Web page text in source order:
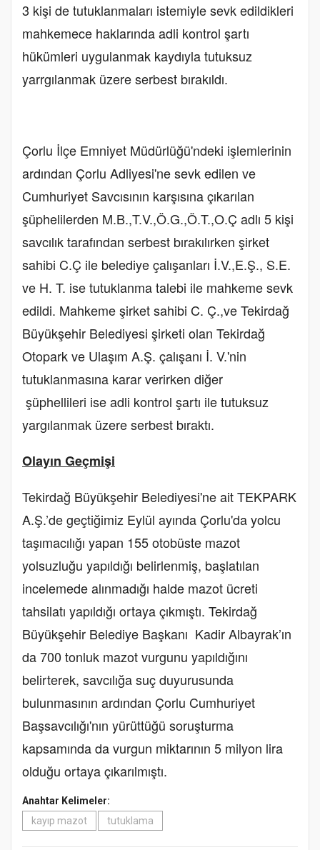
3 kişi de tutuklanmaları istemiyle sevk edildikleri
mahkemece haklarında adli kontrol şartı
hükümleri uygulanmak kaydıyla tutuksuz
yarrgılanmak üzere serbest bırakıldı.
Çorlu İlçe Emniyet Müdürlüğü'ndeki işlemlerinin
ardından Çorlu Adliyesi'ne sevk edilen ve
Cumhuriyet Savcısının karşısına çıkarılan
şüphelilerden M.B.,T.V.,Ö.G.,Ö.T.,O.Ç adlı 5 kişi
savcılık tarafından serbest bırakılırken şirket
sahibi C.Ç ile belediye çalışanları İ.V.,E.Ş., S.E.
ve H. T. ise tutuklanma talebi ile mahkeme sevk
edildi. Mahkeme şirket sahibi C. Ç.,ve Tekirdağ
Büyükşehir Belediyesi şirketi olan Tekirdağ
Otopark ve Ulaşım A.Ş. çalışanı İ. V.'nin
tutuklanmasına karar verirken diğer
şüphellileri ise adli kontrol şartı ile tutuksuz
yargılanmak üzere serbest bıraktı.
Olayın Geçmişi
Tekirdağ Büyükşehir Belediyesi'ne ait TEKPARK
A.Ş.’de geçtiğimiz Eylül ayında Çorlu'da yolcu
taşımacılığı yapan 155 otobüste mazot
yolsuzluğu yapıldığı belirlenmiş, başlatılan
incelemede alınmadığı halde mazot ücreti
tahsilatı yapıldığı ortaya çıkmıştı. Tekirdağ
Büyükşehir Belediye Başkanı Kadir Albayrak’ın
da 700 tonluk mazot vurgunu yapıldığını
belirterek, savcılığa suç duyurusunda
bulunmasının ardından Çorlu Cumhuriyet
Başsavcılığı'nın yürüttüğü soruşturma
kapsamında da vurgun miktarının 5 milyon lira
olduğu ortaya çıkarılmıştı.
Anahtar Kelimeler:
kayıp mazot
tutuklama